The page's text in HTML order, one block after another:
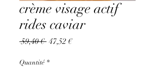
crème visage actif
rides caviar
59,40 € Prix
47,52 €Prix
Quantité *